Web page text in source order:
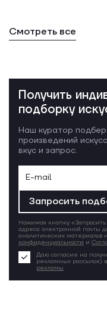
Смотреть все
Получить
подборку
Наш куратор
произведений
вкус и запрос.
Запросить
Нажимая кнопку «Запросить
адреса электронной почты
аналитических материалов
конфиденциальности и
Даю согласие на
рекламных рассылок) в
рекламы